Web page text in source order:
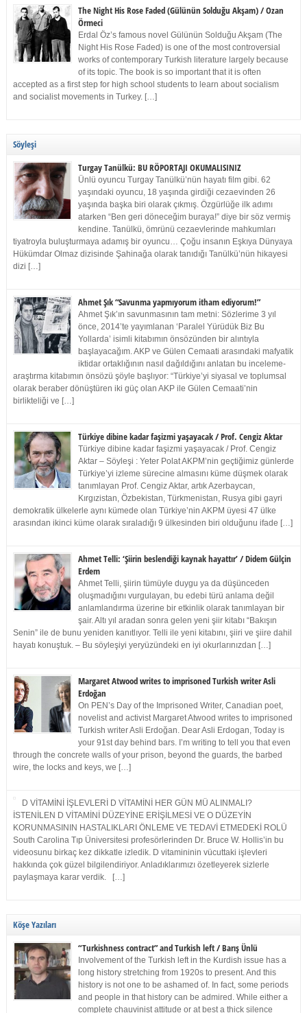
The Night His Rose Faded (Gülünün Solduğu Akşam) / Ozan
Örmeci
Erdal Öz’s famous novel Gülünün Solduğu Akşam (The
Night His Rose Faded) is one of the most controversial
works of contemporary Turkish literature largely because
of its topic. The book is so important that it is often
accepted as a first step for high school students to learn about socialism
and socialist movements in Turkey. […]
Söyleşi
Turgay Tanülkü: BU RÖPORTAJI OKUMALISINIZ
Ünlü oyuncu Turgay Tanülkü’nün hayatı film gibi. 62
yaşındaki oyuncu, 18 yaşında girdiği cezaevinden 26
yaşında başka biri olarak çıkmış. Özgürlüğe ilk adımı
atarken “Ben geri döneceğim buraya!” diye bir söz vermiş
kendine. Tanülkü, ömrünü cezaevlerinde mahkumları
tiyatroyla buluşturmaya adamış bir oyuncu… Çoğu insanın Eşkıya Dünyaya
Hükümdar Olmaz dizisinde Şahinağa olarak tanıdığı Tanülkü’nün hikayesi
dizi […]
Ahmet Şık “Savunma yapmıyorum itham ediyorum!”
Ahmet Şık’ın savunmasının tam metni: Sözlerime 3 yıl
önce, 2014’te yayımlanan ‘Paralel Yürüdük Biz Bu
Yollarda’ isimli kitabımın önsözünden bir alıntıyla
başlayacağım. AKP ve Gülen Cemaati arasındaki mafyatik
iktidar ortaklığının nasıl dağıldığını anlatan bu inceleme-
araştırma kitabımın önsözü şöyle başlıyor: “Türkiye’yi siyasal ve toplumsal
olarak beraber dönüştüren iki güç olan AKP ile Gülen Cemaati’nin
birlikteliği ve […]
Türkiye dibine kadar faşizmi yaşayacak / Prof. Cengiz Aktar
Türkiye dibine kadar faşizmi yaşayacak / Prof. Cengiz
Aktar – Söyleşi : Yeter Polat AKPM’nin geçtiğimiz günlerde
Türkiye’yi izleme sürecine almasını küme düşmek olarak
tanımlayan Prof. Cengiz Aktar, artık Azerbaycan,
Kırgızistan, Özbekistan, Türkmenistan, Rusya gibi gayri
demokratik ülkelerle aynı kümede olan Türkiye’nin AKPM üyesi 47 ülke
arasından ikinci küme olarak sıraladığı 9 ülkesinden biri olduğunu ifade […]
Ahmet Telli: ‘Şiirin beslendiği kaynak hayattır’ / Didem Gülçin
Erdem
Ahmet Telli, şiirin tümüyle duygu ya da düşünceden
oluşmadığını vurgulayan, bu edebi türü anlama değil
anlamlandırma üzerine bir etkinlik olarak tanımlayan bir
şair. Altı yıl aradan sonra gelen yeni şiir kitabı “Bakışın
Senin” ile de bunu yeniden kanıtlıyor. Telli ile yeni kitabını, şiiri ve şiire dahil
hayatı konuştuk. – Bu söyleşiyi yeryüzündeki en iyi okurlarınızdan […]
Margaret Atwood writes to imprisoned Turkish writer Asli
Erdoğan
On PEN’s Day of the Imprisoned Writer, Canadian poet,
novelist and activist Margaret Atwood writes to imprisoned
Turkish writer Asli Erdoğan. Dear Asli Erdogan, Today is
your 91st day behind bars. I’m writing to tell you that even
through the concrete walls of your prison, beyond the guards, the barbed
wire, the locks and keys, we […]
D VİTAMİNİ İŞLEVLERİ D VİTAMİNİ HER GÜN MÜ ALINMALI?
İSTENİLEN D VİTAMİNİ DÜZEYİNE ERİŞİLMESİ VE O DÜZEYİN
KORUNMASININ HASTALIKLARI ÖNLEME VE TEDAVİ ETMEDEKİ ROLÜ
South Carolina Tıp Üniversitesi profesörlerinden Dr. Bruce W. Hollis’in bu
videosunu birkaç kez dikkatle izledik. D vitamininin vücuttaki işlevleri
hakkında çok güzel bilgilendiriyor. Anladıklarımızı özetleyerek sizlerle
paylaşmaya karar verdik. […]
Köşe Yazıları
“Turkishness contract” and Turkish left / Barış Ünlü
Involvement of the Turkish left in the Kurdish issue has a
long history stretching from 1920s to present. And this
history is not one to be ashamed of. In fact, some periods
and people in that history can be admired. While either a
complete chauvinist attitude or at best a thick silence